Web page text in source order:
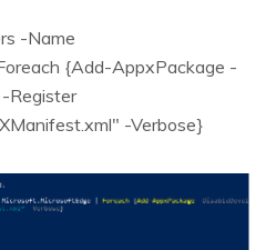
-Name
{Add-AppxPackage -
Register
-Verbose}